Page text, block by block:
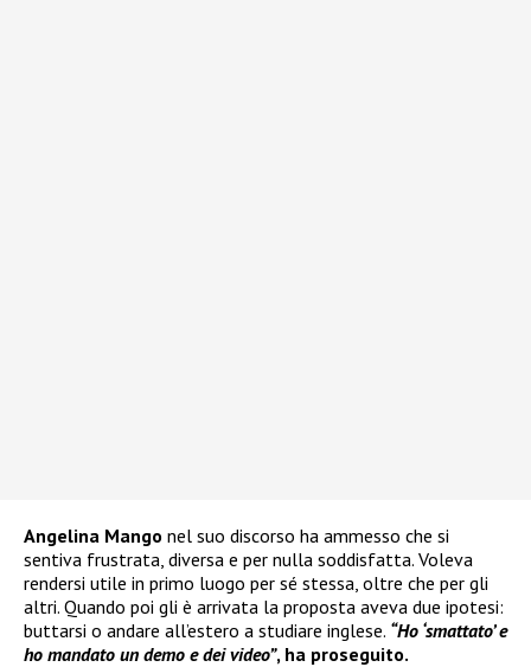
Angelina Mango nel suo discorso ha ammesso che si
sentiva frustrata, diversa e per nulla soddisfatta. Voleva
rendersi utile in primo luogo per sé stessa, oltre che per gli
altri. Quando poi gli è arrivata la proposta aveva due ipotesi:
buttarsi o andare all’estero a studiare inglese. “Ho ‘smattato’ e
ho mandato un demo e dei video”, ha proseguito.